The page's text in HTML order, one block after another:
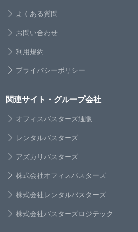
よくある質問
お問い合わせ
利用規約
プライバシーポリシー
関連サイト・グループ会社
オフィスバスターズ通販
レンタルバスターズ
アズカリバスターズ
株式会社オフィスバスターズ
株式会社レンタルバスターズ
株式会社バスターズロジテック